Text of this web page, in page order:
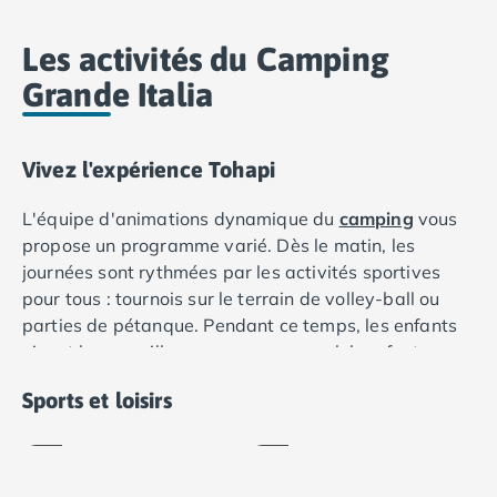
Camping Tarn
Camping Nord-Pas-de-Calais
Camping Pas-de-Calais
Camping Berck
Camping Le Portel
Camping Merlimont
Camping Pays de la Loire
Camping Loire-Atlantique
Camping Guerande
Camping La Baule-Escoublac
Camping Nantes
Camping Pornic
Camping Pornichet
Les activités du Camping
Grande Italia
Vivez l'expérience Tohapi
L'équipe d'animations dynamique du camping vous
propose un programme varié. Dès le matin, les
journées sont rythmées par les activités sportives
pour tous : tournois sur le terrain de volley-ball ou
parties de pétanque. Pendant ce temps, les enfants
vivent leurs meilleures vacances au club enfants, un
encadré par une équipe attentive et compétente.
Sports et loisirs
Football